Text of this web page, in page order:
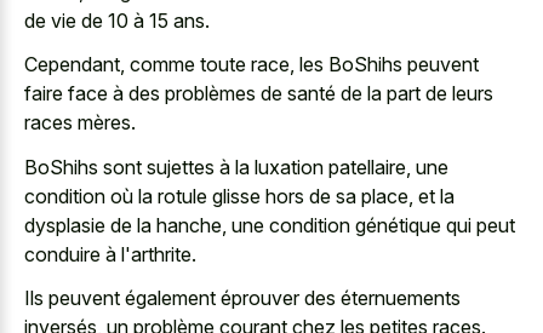
de vie de 10 à 15 ans.
Cependant, comme toute race, les BoShihs peuvent
faire face à des problèmes de santé de la part de leurs
races mères.
BoShihs sont sujettes à la luxation patellaire, une
condition où la rotule glisse hors de sa place, et la
dysplasie de la hanche, une condition génétique qui peut
conduire à l'arthrite.
Ils peuvent également éprouver des éternuements
inversés, un problème courant chez les petites races.